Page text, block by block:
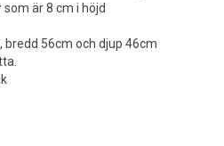
som är 8 cm i höjd
bredd 56cm och djup 46cm